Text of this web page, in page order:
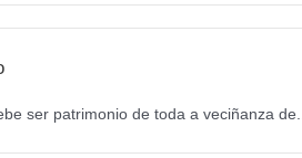
ser patrimonio de toda a veciñanza de...